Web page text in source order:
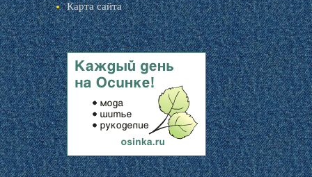
Карта сайта
livemaster.ru